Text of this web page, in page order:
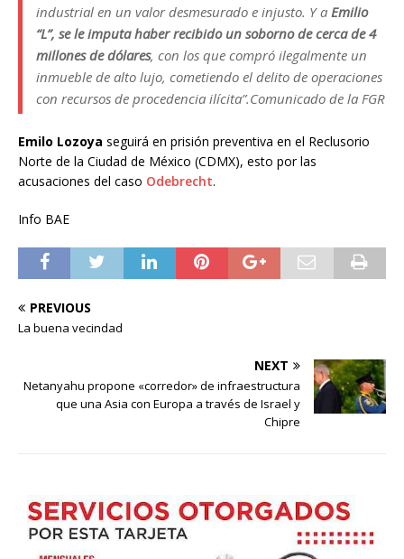
industrial en un valor desmesurado e injusto. Y a Emilio
“L”, se le imputa haber recibido un soborno de cerca de 4
millones de dólares, con los que compró ilegalmente un
inmueble de alto lujo, cometiendo el delito de operaciones
con recursos de procedencia ilícita”.Comunicado de la FGR
Emilo Lozoya seguirá en prisión preventiva en el Reclusorio
Norte de la Ciudad de México (CDMX), esto por las
acusaciones del caso Odebrecht.
Info BAE
PREVIOUS
La buena vecindad
NEXT
Netanyahu propone «corredor» de infraestructura
que una Asia con Europa a través de Israel y
Chipre